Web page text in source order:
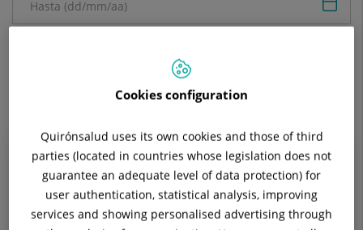
15 de mayo de 2022
Nutrientes que mejoran la calidad del
sueño
Cookies configuration
Quirónsalud uses its own cookies and those of third
parties (located in countries whose legislation does not
guarantee an adequate level of data protection) for
user authentication, statistical analysis, improving
services and showing personalised advertising through